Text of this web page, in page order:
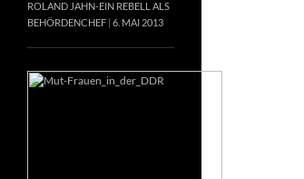
ROLAND JAHN-EIN REBELL ALS
BEHÖRDENCHEF 6. MAI 2013